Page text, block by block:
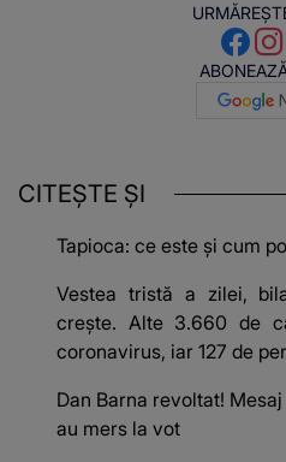
CITEȘTE ȘI
Tapioca: ce este și cum
Vestea tristă a zilei,
crește. Alte 3.660 de
coronavirus, iar 127 de
Dan Barna revoltat!
au mers la vot